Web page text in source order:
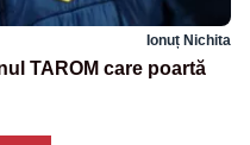
Ionuț Nichita
TAROM care poartă